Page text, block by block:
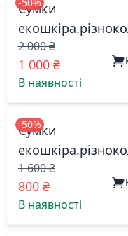
Сумки
885920 китай
2 000 ₴
1 000 ₴
В наявності
-50%
Сумки
5051 китай
1 600 ₴
800 ₴
В наявності